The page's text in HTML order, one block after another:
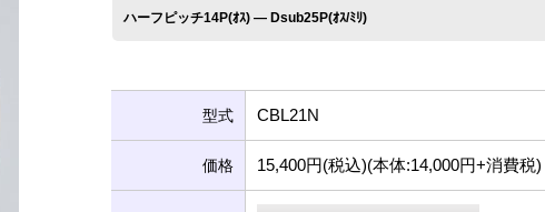
ハーフピッチ14P(ｵｽ) ― Dsub25P(ｵｽ/ﾐﾘ)
型式 CBL21N
価格 15,400円(税込)(本体:14,000円+消費税)